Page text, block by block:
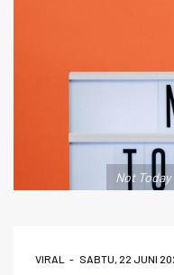
Not
VIRAL SABTU, 22 JUNI